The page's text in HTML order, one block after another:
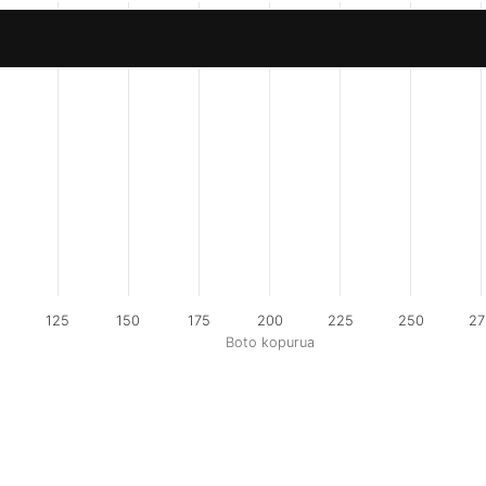
Boto kopurua
125 150 175 200 225 250